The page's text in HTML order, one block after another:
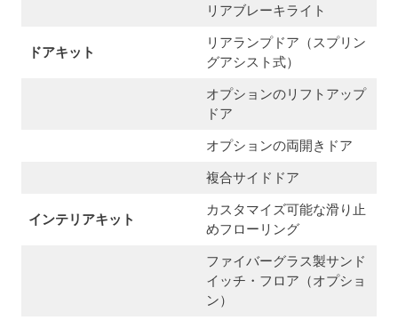
リアブレーキライト
ドアキット
リアランプドア（スプリン
グアシスト式）
オプションのリフトアップ
ドア
オプションの両開きドア
複合サイドドア
インテリアキット
カスタマイズ可能な滑り止
めフローリング
ファイバーグラス製サンド
イッチ・フロア（オプショ
ン）